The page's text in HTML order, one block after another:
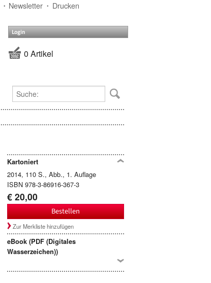
Newsletter Drucken
Login
0 Artikel
Kartoniert
2014, 110 S., Abb., 1. Auflage
ISBN 978-3-86916-367-3
€ 20,00
Bestellen
Zur Merkliste hinzufügen
eBook (PDF (Digitales
Wasserzeichen))